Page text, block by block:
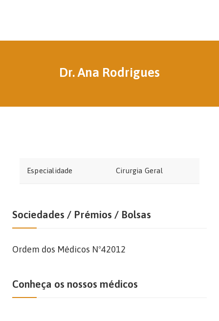
Dr. Ana Rodrigues
Especialidade Cirurgia Geral
Sociedades / Prémios / Bolsas
Ordem dos Médicos Nº42012
Conheça os nossos médicos